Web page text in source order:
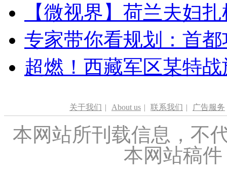
【微视界】荷兰夫妇
专家带你看规划：首
超燃！西藏军区某特
关于我们 | About us | 联系我们 | 广告服务
本网站所刊载信息，不
本网站稿